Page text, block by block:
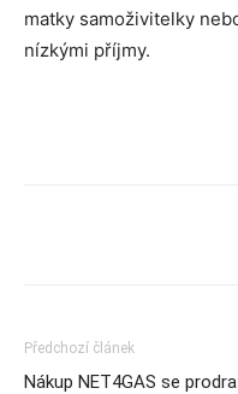
matky samoživitelky
nízkými příjmy.
Předchozí článek
Nákup NET4GAS se